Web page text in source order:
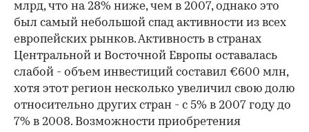
млрд, что на 28% ниже, чем в 2007, однако это
был самый небольшой спад активности из всех
европейских рынков. Активность в странах
Центральной и Восточной Европы оставалась
слабой - объем инвестиций составил €600 млн,
хотя этот регион несколько увеличил свою долю
относительно других стран - с 5% в 2007 году до
7% в 2008. Возможности приобретения